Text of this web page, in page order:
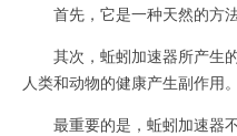
首先，它是一种天然的方法
其次，蚯蚓加速器所产生
人类和动物的健康产生副作用。
最重要的是，蚯蚓加速器不